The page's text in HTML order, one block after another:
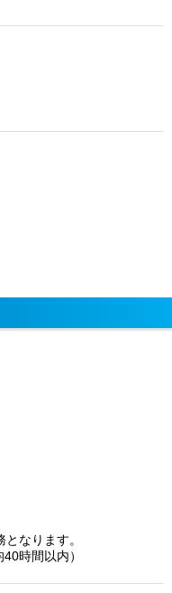
なります。
時間以内）